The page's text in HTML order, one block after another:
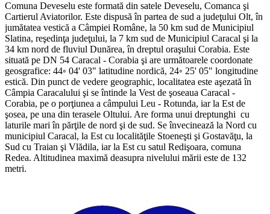
Comuna Deveselu este formată din satele Deveselu, Comanca şi
Cartierul Aviatorilor. Este dispusă în partea de sud a judeţului Olt, în
jumătatea vestică a Câmpiei Române, la 50 km sud de Municipiul
Slatina, reşedinţa judeţului, la 7 km sud de Municipiul Caracal şi la
34 km nord de fluviul Dunărea, în dreptul oraşului Corabia. Este
situată pe DN 54 Caracal - Corabia şi are următoarele coordonate
geosgrafice: 44◦ 04' 03" latitudine nordică, 24◦ 25' 05" longitudine
estică. Din punct de vedere geographic, localitatea este aşezată în
Câmpia Caracalului şi se întinde la Vest de şoseaua Caracal -
Corabia, pe o porţiunea a câmpului Leu - Rotunda, iar la Est de
şosea, pe una din terasele Oltului. Are forma unui dreptunghi cu
laturile mari în părţile de nord şi de sud. Se învecinează la Nord cu
municipiul Caracal, la Est cu localităţile Stoeneşti şi Gostavăţu, la
Sud cu Traian şi Vlădila, iar la Est cu satul Redişoara, comuna
Redea. Altitudinea maximă deasupra nivelului mării este de 132
metri.